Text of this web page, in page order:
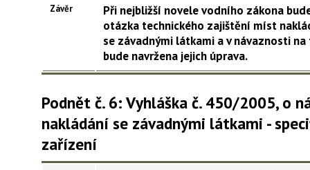
Závěr
Při nejbližší novele vodního zákona
otázka technického zajištění míst
se závadnými látkami a v návaznosti
bude navržena jejich úprava.
Podnět č. 6: Vyhláška č. 450/2005, o
nakládání se závadnými látkami -
zařízení